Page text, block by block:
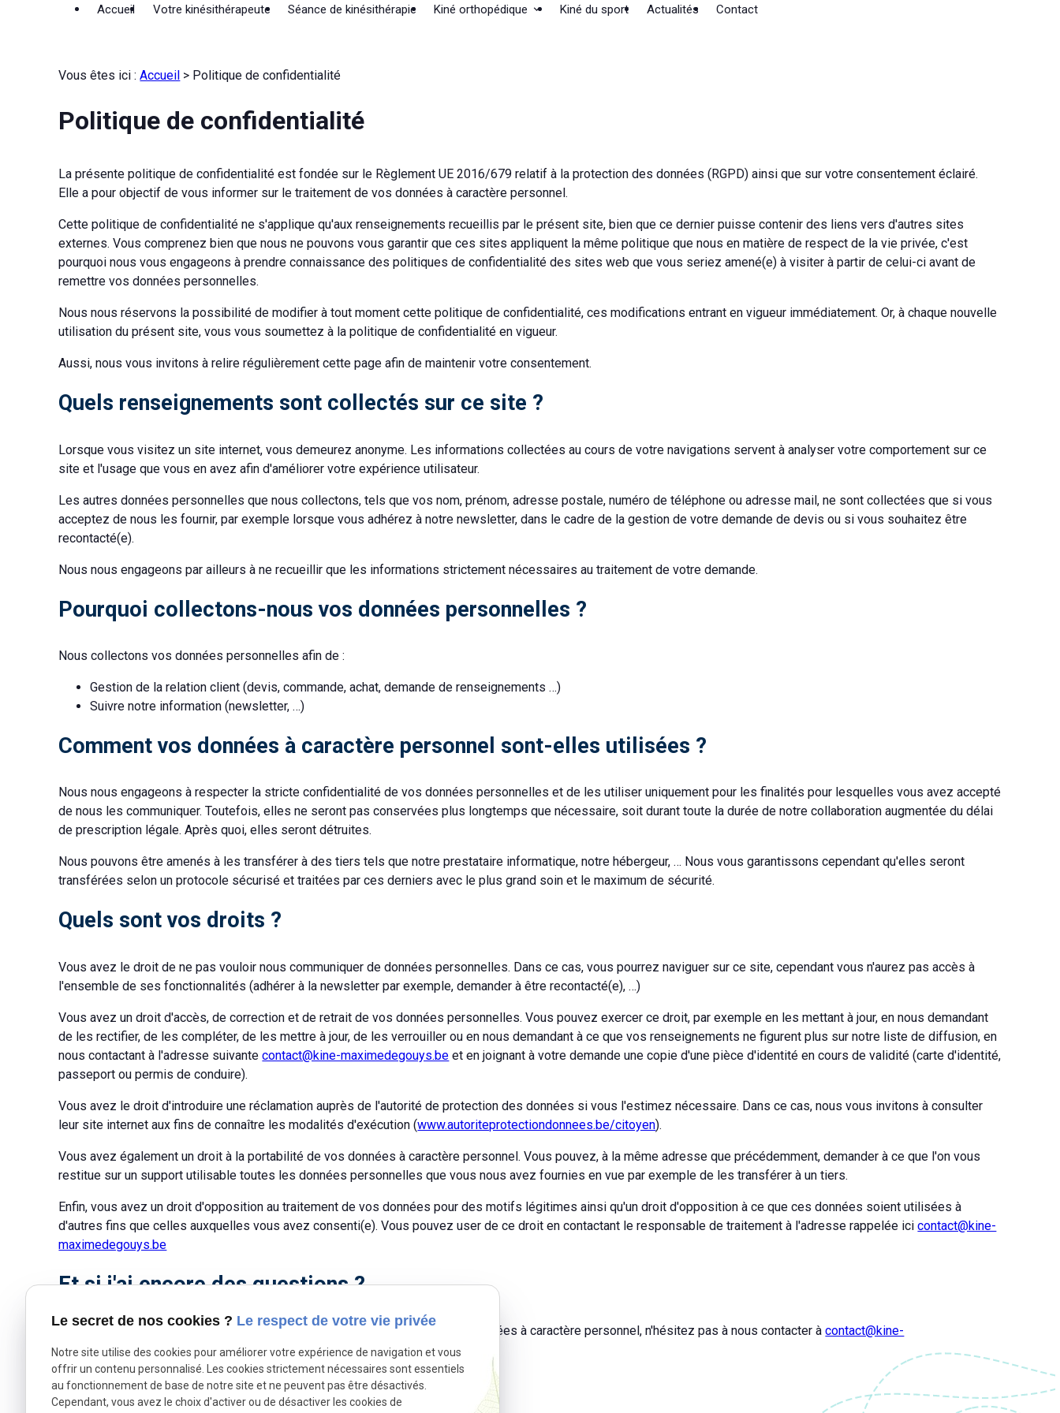
Accueil Votre kinésithérapeute Séance de kinésithérapie Kiné orthopédique Kiné du sport Actualités Contact
Vous êtes ici :Accueil > Politique de confidentialité
Politique de confidentialité
La présente politique de confidentialité est fondée sur le Règlement UE 2016/679 relatif à la protection des données (RGPD) ainsi que sur votre consentement éclairé.
Elle a pour objectif de vous informer sur le traitement de vos données à caractère personnel.
Cette politique de confidentialité ne s'applique qu'aux renseignements recueillis par le présent site, bien que ce dernier puisse contenir des liens vers d'autres sites
externes. Vous comprenez bien que nous ne pouvons vous garantir que ces sites appliquent la même politique que nous en matière de respect de la vie privée, c'est
pourquoi nous vous engageons à prendre connaissance des politiques de confidentialité des sites web que vous seriez amené(e) à visiter à partir de celui-ci avant de
remettre vos données personnelles.
Nous nous réservons la possibilité de modifier à tout moment cette politique de confidentialité, ces modifications entrant en vigueur immédiatement. Or, à chaque nouvelle
utilisation du présent site, vous vous soumettez à la politique de confidentialité en vigueur.
Aussi, nous vous invitons à relire régulièrement cette page afin de maintenir votre consentement.
Quels renseignements sont collectés sur ce site ?
Lorsque vous visitez un site internet, vous demeurez anonyme. Les informations collectées au cours de votre navigations servent à analyser votre comportement sur ce
site et l'usage que vous en avez afin d'améliorer votre expérience utilisateur.
Les autres données personnelles que nous collectons, tels que vos nom, prénom, adresse postale, numéro de téléphone ou adresse mail, ne sont collectées que si vous
acceptez de nous les fournir, par exemple lorsque vous adhérez à notre newsletter, dans le cadre de la gestion de votre demande de devis ou si vous souhaitez être
recontacté(e).
Nous nous engageons par ailleurs à ne recueillir que les informations strictement nécessaires au traitement de votre demande.
Pourquoi collectons-nous vos données personnelles ?
Nous collectons vos données personnelles afin de :
Gestion de la relation client (devis, commande, achat, demande de renseignements …)
Suivre notre information (newsletter, …)
Comment vos données à caractère personnel sont-elles utilisées ?
Nous nous engageons à respecter la stricte confidentialité de vos données personnelles et de les utiliser uniquement pour les finalités pour lesquelles vous avez accepté
de nous les communiquer. Toutefois, elles ne seront pas conservées plus longtemps que nécessaire, soit durant toute la durée de notre collaboration augmentée du délai
de prescription légale. Après quoi, elles seront détruites.
Nous pouvons être amenés à les transférer à des tiers tels que notre prestataire informatique, notre hébergeur, … Nous vous garantissons cependant qu'elles seront
transférées selon un protocole sécurisé et traitées par ces derniers avec le plus grand soin et le maximum de sécurité.
Quels sont vos droits ?
Vous avez le droit de ne pas vouloir nous communiquer de données personnelles. Dans ce cas, vous pourrez naviguer sur ce site, cependant vous n'aurez pas accès à
l'ensemble de ses fonctionnalités (adhérer à la newsletter par exemple, demander à être recontacté(e), …)
Vous avez un droit d'accès, de correction et de retrait de vos données personnelles. Vous pouvez exercer ce droit, par exemple en les mettant à jour, en nous demandant
de les rectifier, de les compléter, de les mettre à jour, de les verrouiller ou en nous demandant à ce que vos renseignements ne figurent plus sur notre liste de diffusion, en
nous contactant à l'adresse suivantecontact@kine-maximedegouys.be et en joignant à votre demande une copie d'une pièce d'identité en cours de validité (carte d'identité,
passeport ou permis de conduire).
Vous avez le droit d'introduire une réclamation auprès de l'autorité de protection des données si vous l'estimez nécessaire. Dans ce cas, nous vous invitons à consulter
leur site internet aux fins de connaître les modalités d'exécution (www.autoriteprotectiondonnees.be/citoyen).
Vous avez également un droit à la portabilité de vos données à caractère personnel. Vous pouvez, à la même adresse que précédemment, demander à ce que l'on vous
restitue sur un support utilisable toutes les données personnelles que vous nous avez fournies en vue par exemple de les transférer à un tiers.
Enfin, vous avez un droit d'opposition au traitement de vos données pour des motifs légitimes ainsi qu'un droit d'opposition à ce que ces données soient utilisées à
d'autres fins que celles auxquelles vous avez consenti(e). Vous pouvez user de ce droit en contactant le responsable de traitement à l'adresse rappelée icicontact@kine-
maximedegouys.be
Et si j'ai encore des questions ?
Pour toutes questions concernant cette politique de confidentialité ou vos données à caractère personnel, n'hésitez pas à nous contacter àcontact@kine-
maximedegouys.beou par courrier :
26 B1 Rue Hautrieux
7534 BARRY
Panneau de gestion des cookies
Le secret de nos cookies ? Le respect de votre vie privée
Notre site utilise des cookies pour améliorer votre expérience de navigation et vous
offrir un contenu personnalisé. Les cookies strictement nécessaires sont essentiels
au fonctionnement de base de notre site et ne peuvent pas être désactivés.
Cependant, vous avez le choix d'activer ou de désactiver les cookies de